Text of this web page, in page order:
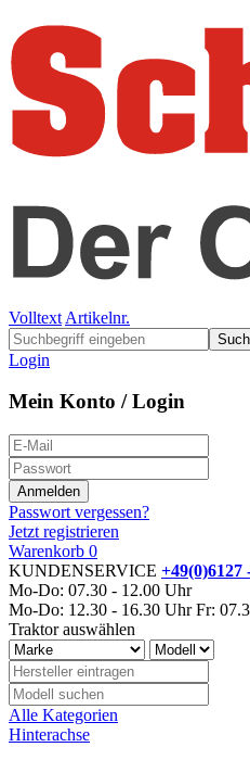
Volltext Artikelnr.
Login
Mein Konto / Login
Passwort vergessen?
Jetzt registrieren
Warenkorb 0
KUNDENSERVICE +49(0)6127
Mo-Do: 07.30 - 12.00 Uhr
Mo-Do: 12.30 - 16.30 Uhr Fr:
Traktor auswählen
Alle Kategorien
Hinterachse